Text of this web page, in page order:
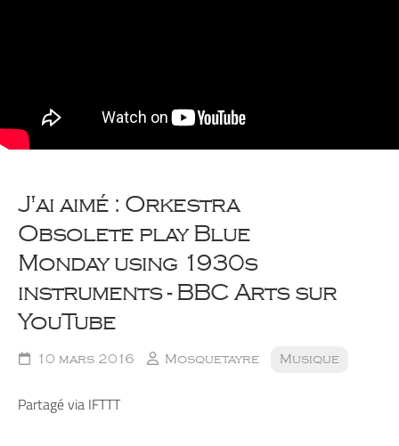
J'ai aimé : Orkestra
Obsolete play Blue
Monday using 1930s
instruments - BBC Arts sur
YouTube
10 mars 2016 Mosquetayre Musique
Partagé via IFTTT